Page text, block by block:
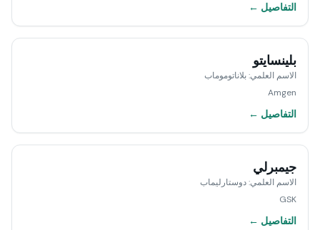
التفاصيل ←
بلينسايتو
الاسم العلمي:بلاناتوموماب
Amgen
التفاصيل ←
جيمبرلي
الاسم العلمي:دوستارليماب
GSK
التفاصيل ←